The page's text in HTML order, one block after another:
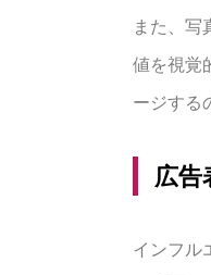
また、写
値を視覚
ージする
広告
インフル